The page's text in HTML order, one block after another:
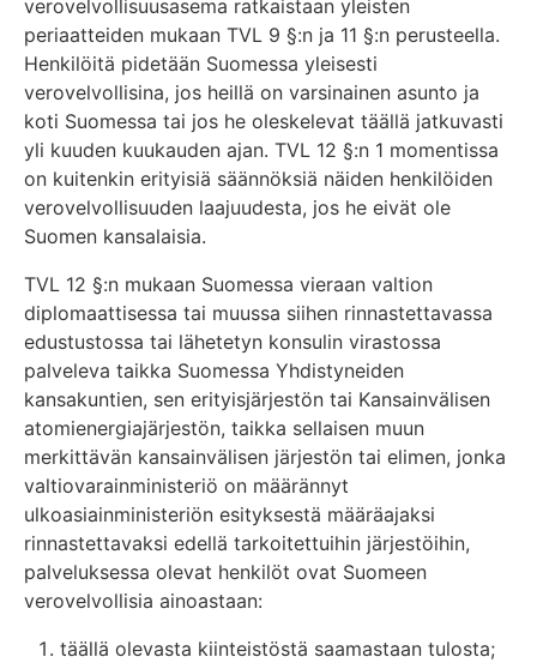
verovelvollisuusasema ratkaistaan yleisten
periaatteiden mukaan TVL 9 §:n ja 11 §:n perusteella.
Henkilöitä pidetään Suomessa yleisesti
verovelvollisina, jos heillä on varsinainen asunto ja
koti Suomessa tai jos he oleskelevat täällä jatkuvasti
yli kuuden kuukauden ajan. TVL 12 §:n 1 momentissa
on kuitenkin erityisiä säännöksiä näiden henkilöiden
verovelvollisuuden laajuudesta, jos he eivät ole
Suomen kansalaisia.
TVL 12 §:n mukaan Suomessa vieraan valtion
diplomaattisessa tai muussa siihen rinnastettavassa
edustustossa tai lähetetyn konsulin virastossa
palveleva taikka Suomessa Yhdistyneiden
kansakuntien, sen erityisjärjestön tai Kansainvälisen
atomienergiajärjestön, taikka sellaisen muun
merkittävän kansainvälisen järjestön tai elimen, jonka
valtiovarainministeriö on määrännyt
ulkoasiainministeriön esityksestä määräajaksi
rinnastettavaksi edellä tarkoitettuihin järjestöihin,
palveluksessa olevat henkilöt ovat Suomeen
verovelvollisia ainoastaan:
täällä olevasta kiinteistöstä saamastaan tulosta;